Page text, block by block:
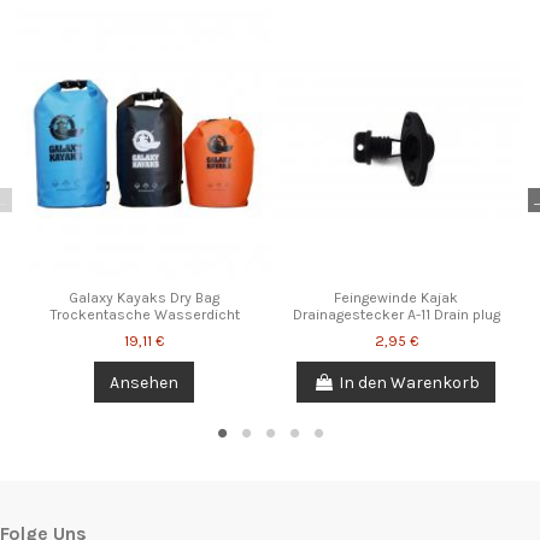
ean134251015555269
Galaxy Kayaks Dry Bag
Trockentasche Wasserdicht
19,11 €
Ansehen
Feingewinde Kajak
Drainagestecker A-11 Drain plug
2,95 €
In den Warenkorb
Folge Uns